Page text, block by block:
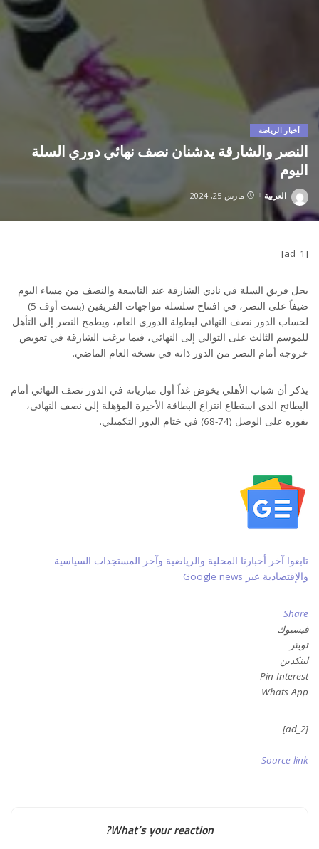
أخبار الرياضة
النصر والشارقة يدشنان نصف نهائي دوري السلة
اليوم
Posted
by
العربية مارس 25, 2024
[ad_1]
يحل فريق السلة في نادي الشارقة عند التاسعة والنصف من مساء اليوم
ضيفاً على النصر، في افتتاح سلسلة مواجهات الفريقين (بست أوف 5)
لحساب الدور نصف النهائي لبطولة الدوري العام، ويطمح النصر إلى التأهل
للموسم الثالث على التوالي إلى النهائي، فيما يرغب الشارقة في تعويض
خروجه أمام النصر من الدور ذاته في نسخة العام الماضي.
يذكر أن شباب الأهلي يخوض غداً أول مبارياته في الدور نصف النهائي أمام
البطائح الذي استطاع انتزاع البطاقة الأخيرة المؤهلة إلى نصف النهائي،
بفوزه على الوصل (74-68) في ختام الدور التكميلي.
تابعوا آخر أخبارنا المحلية والرياضية وآخر المستجدات السياسية
والإقتصادية عبر Google news
Share
فيسبوك
تويتر
لينكدين
Pin Interest
Whats App
[ad_2]
Source link
What’s your reaction?